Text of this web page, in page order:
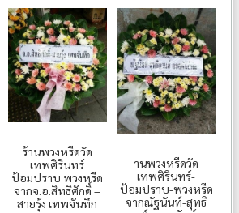
ร้านพวงหรีดวัด
เทพศิรินทร์
ป้อมปราบ พวงหรีด
จากจ.อ.สิทธิศักดิ์ –
สายรุ้ง เทพจันทึก
านพวงหรีดวัด
เทพศิรินทร์-
ป้อมปราบ-พวงหรีด
จากณัฐนันท์-สุทธิ